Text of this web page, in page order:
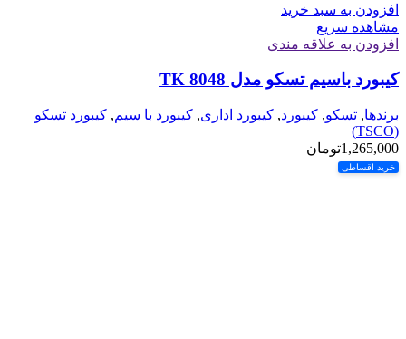
افزودن به سبد خرید
مشاهده سریع
افزودن به علاقه مندی
کیبورد باسیم تسکو مدل TK 8048
برندها, تسکو, کیبورد, کیبورد اداری, کیبورد با سیم, کیبورد تسکو
(TSCO)
1,265,000تومان
خرید اقساطی